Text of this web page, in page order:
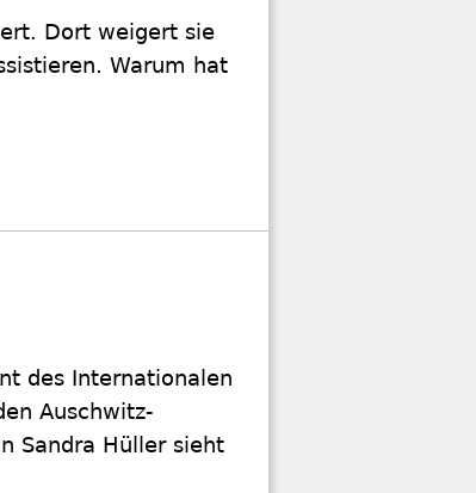
Dort weigert sie
Warum hat
des Internationalen
Auschwitz-
Sandra Hüller sieht